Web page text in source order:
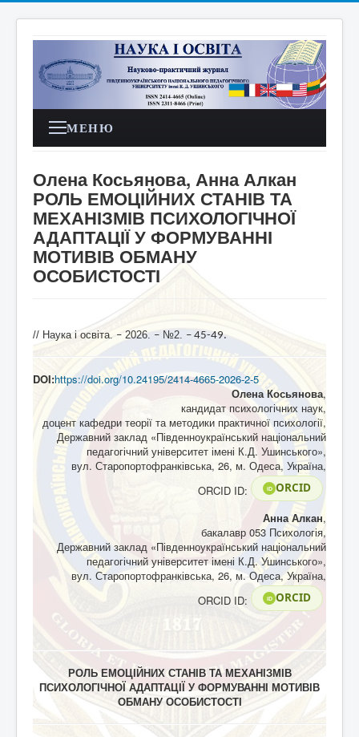
МЕНЮ
Олена Косьянова, Анна Алкан
РОЛЬ ЕМОЦІЙНИХ СТАНІВ ТА
МЕХАНІЗМІВ ПСИХОЛОГІЧНОЇ
АДАПТАЦІЇ У ФОРМУВАННІ
МОТИВІВ ОБМАНУ
ОСОБИСТОСТІ
// Наука і освіта. – 2026. – №2. – 45-49.
DOI:https://doi.org/10.24195/2414-4665-2026-2-5
Олена Косьянова,
кандидат психологічних наук,
доцент кафедри теорії та методики практичної психології,
Державний заклад «Південноукраїнський національний
педагогічний університет імені К.Д. Ушинського»,
вул. Старопортофранківська, 26, м. Одеса, Україна,
ORCID ID:
iD ORCID
Анна Алкан,
бакалавр 053 Психологія,
Державний заклад «Південноукраїнський національний
педагогічний університет імені К.Д. Ушинського»,
вул. Старопортофранківська, 26, м. Одеса, Україна,
ORCID ID:
iD ORCID
РОЛЬ ЕМОЦІЙНИХ СТАНІВ ТА МЕХАНІЗМІВ
ПСИХОЛОГІЧНОЇ АДАПТАЦІЇ У ФОРМУВАННІ МОТИВІВ
ОБМАНУ ОСОБИСТОСТІ